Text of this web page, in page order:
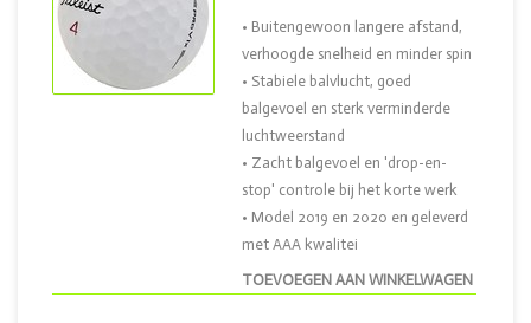
TOEVOEGEN AAN WINKELWAGEN
• Buitengewoon langere afstand,
verhoogde snelheid en minder spin
• Stabiele balvlucht, goed
balgevoel en sterk verminderde
luchtweerstand
• Zacht balgevoel en 'drop-en-
stop' controle bij het korte werk
• Model 2019 en 2020 en geleverd
met AAA kwalitei